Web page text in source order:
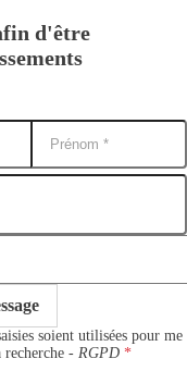
d'être
soient utilisées pour me
recherche -RGPD